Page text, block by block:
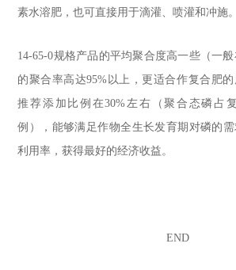
素水溶肥，也可直接用于滴灌、喷灌和冲施。
14-65-0规格产品的平均聚合度高一些（一
的聚合率高达95%以上，更适合作复合肥的
推荐添加比例在30%左右（聚合态磷占
例），能够满足作物全生长发育期对磷的
利用率，获得最好的经济收益。
END